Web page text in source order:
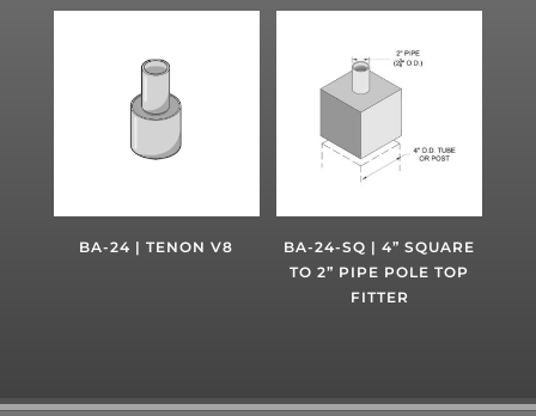
BA-24 | TENON V8
BA-24-SQ | 4” SQUARE
TO 2” PIPE POLE TOP
FITTER